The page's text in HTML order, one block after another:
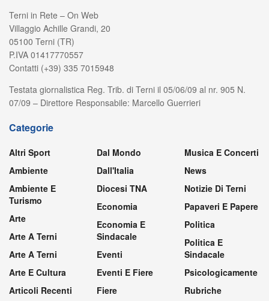
Terni in Rete – On Web
Villaggio Achille Grandi, 20
05100 Terni (TR)
P.IVA 01417770557
Contatti (+39) 335 7015948
Testata giornalistica Reg. Trib. di Terni il 05/06/09 al nr. 905 N.
07/09 – Direttore Responsabile: Marcello Guerrieri
Categorie
Altri Sport
Ambiente
Ambiente E
Turismo
Arte
Arte A Terni
Arte A Terni
Arte E Cultura
Articoli Recenti
Dal Mondo
Dall'Italia
Diocesi TNA
Economia
Economia E
Sindacale
Eventi
Eventi E Fiere
Fiere
Musica E Concerti
News
Notizie Di Terni
Papaveri E Papere
Politica
Politica E
Sindacale
Psicologicamente
Rubriche